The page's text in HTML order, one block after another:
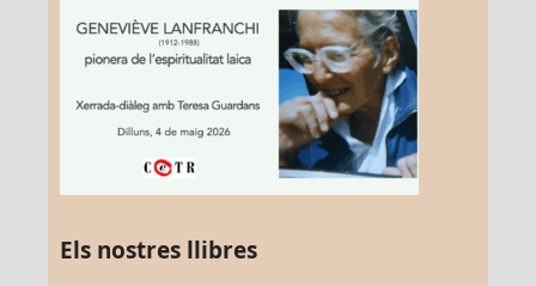
Els nostres llibres